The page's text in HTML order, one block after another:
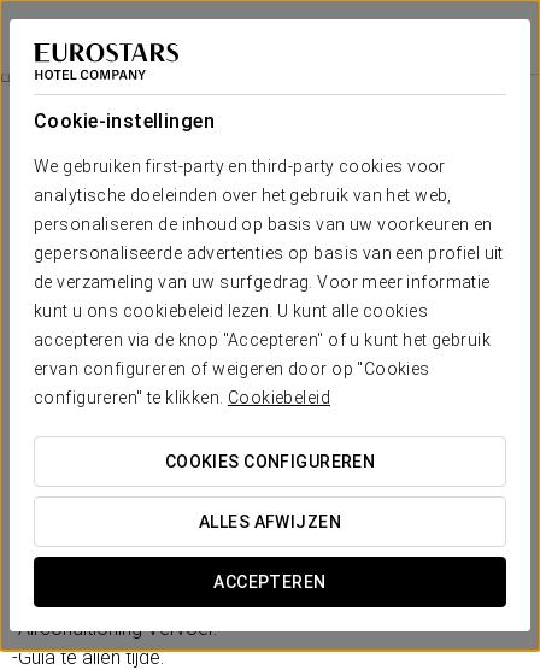
Cookie-instellingen
We gebruiken first-party en third-party cookies voor
analytische doeleinden over het gebruik van het web,
personaliseren de inhoud op basis van uw voorkeuren en
gepersonaliseerde advertenties op basis van een profiel uit
de verzameling van uw surfgedrag. Voor meer informatie
kunt u ons cookiebeleid lezen. U kunt alle cookies
accepteren via de knop "Accepteren" of u kunt het gebruik
ervan configureren of weigeren door op "Cookies
configureren" te klikken. Cookiebeleid
COOKIES CONFIGUREREN
ALLES AFWIJZEN
ACCEPTEREN
Eurostars Hacienda Vista Real
PLAYA DEL CARMEN
Chichen-Itza
185 USD
Chichen-itza
Na te denken over een bezoek aan Mexico? Laat uw
fantastische vervolgens archeologische site van Chichen Itza
niet missen! Geniet van de Mexicaanse schoonheid met
Eurostars Hacienda Vista Real Hotel!
Omvat:
-Airconditioning Vervoer.
-Guia te allen tijde.